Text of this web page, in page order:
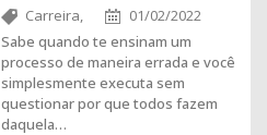
Carreira,
01/02/2022
Sabe quando te ensinam um
processo de maneira errada e você
simplesmente executa sem
questionar por que todos fazem
daquela…